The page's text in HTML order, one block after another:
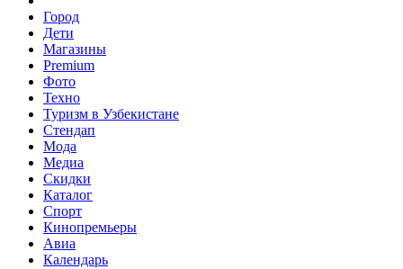
Город
Дети
Магазины
Premium
Фото
Техно
Туризм в Узбекистане
Стендап
Мода
Медиа
Скидки
Каталог
Спорт
Кинопремьеры
Авиа
Календарь